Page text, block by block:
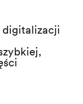
digitalizacji